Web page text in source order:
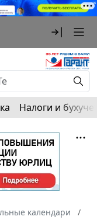
Налоги и
календари